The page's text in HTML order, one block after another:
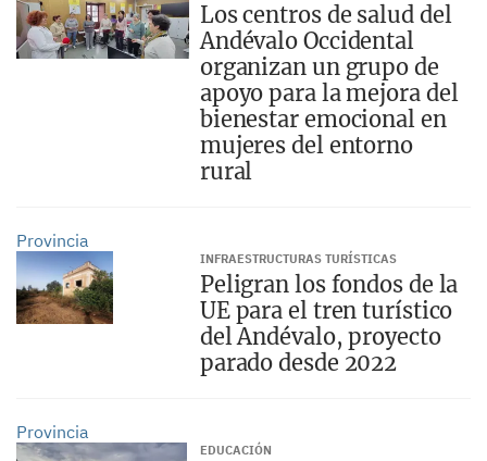
Los centros de salud del
Andévalo Occidental
organizan un grupo de
apoyo para la mejora del
bienestar emocional en
mujeres del entorno
rural
Provincia
INFRAESTRUCTURAS TURÍSTICAS
Peligran los fondos de la
UE para el tren turístico
del Andévalo, proyecto
parado desde 2022
Provincia
EDUCACIÓN